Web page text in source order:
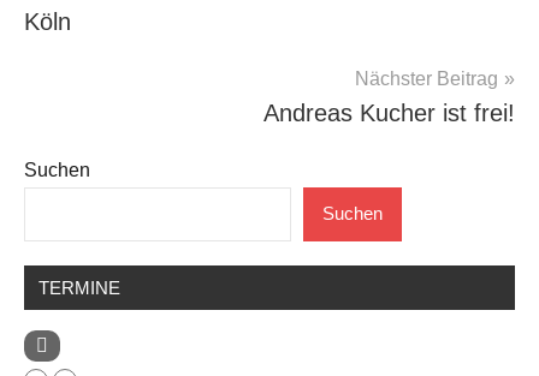
Köln
Nächster Beitrag
Andreas Kucher ist frei!
Suchen
Suchen
TERMINE